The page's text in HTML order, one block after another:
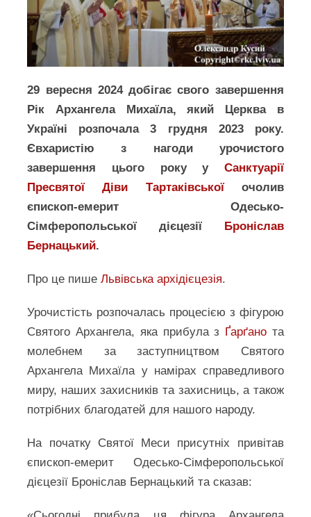
29 вересня 2024 добігає свого завершення
Рік Архангела Михаїла, який Церква в
Україні розпочала 3 грудня 2023 року.
Євхаристію з нагоди урочистого
завершення цього року у Санктуарії
Пресвятої Діви Тартаківськоїочолив
єпископ-емерит Одесько-
Сімферопольської дієцезії Броніслав
Бернацький.
Про це пишеЛьвівська архідієцезія.
Урочистість розпочалась процесією з фігурою
Святого Архангела, яка прибула з Ґарґанота
молебнем за заступництвом Святого
Архангела Михаїла у намірах справедливого
миру, наших захисників та захисниць, а також
потрібних благодатей для нашого народу.
На початку Святої Меси присутніх привітав
єпископ-емерит Одесько-Сімферопольської
дієцезії Броніслав Бернацький та сказав: